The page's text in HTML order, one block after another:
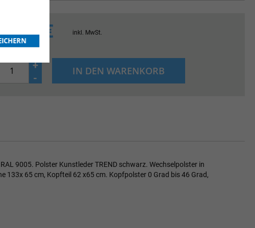
€ inkl. MwSt.
+
-
IN DEN WARENKORB
9005. Polster Kunstleder TREND schwarz. Wechselpolster in
133x 65 cm, Kopfteil 62 x65 cm. Kopfpolster 0 Grad bis 46 Grad,